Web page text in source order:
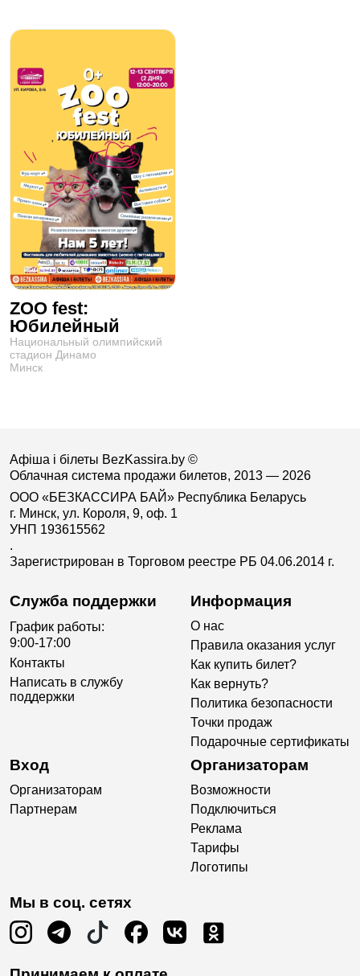
ZOO fest:
Юбилейный
Национальный олимпийский
стадион Динамо
Минск
Афіша і білеты BezKassira.by ©
Облачная система продажи билетов, 2013 — 2026
ООО «БЕЗКАССИРА БАЙ» Республика Беларусь
г. Минск, ул. Короля, 9, оф. 1
УНП 193615562
.
Зарегистрирован в Торговом реестре РБ 04.06.2014 г.
Служба поддержки
График работы:
9:00-17:00
Контакты
Написать в службу
поддержки
Информация
О нас
Правила оказания услуг
Как купить билет?
Как вернуть?
Политика безопасности
Точки продаж
Подарочные сертификаты
Вход
Организаторам
Партнерам
Организаторам
Возможности
Подключиться
Реклама
Тарифы
Логотипы
Мы в соц. сетях